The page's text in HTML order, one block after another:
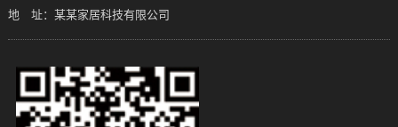
地 址：某某家居科技有限公司